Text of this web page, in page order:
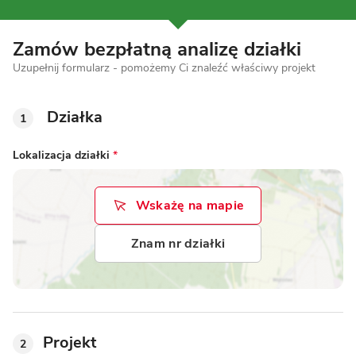
Zamów bezpłatną analizę działki
Uzupełnij formularz - pomożemy Ci znaleźć właściwy projekt
1 Działka
Lokalizacja działki *
Wskażę na mapie
Znam nr działki
2 Projekt